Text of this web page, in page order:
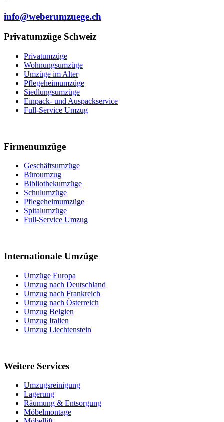
info@weberumzuege.ch
Privatumzüge Schweiz
Privatumzüge
Wohnungsumzüge
Umzüge im Alter
Pflegeheimumzüge
Siedlungsumzüge
Einpack- und Auspackservice
Full-Service Umzug
Firmenumzüge
Geschäftsumzüge
Büroumzug
Bibliothekumzüge
Schulumzüge
Pflegeheimumzüge
Spitalumzüge
Full-Service Umzug
Internationale Umzüge
Umzüge Europa
Umzug nach Deutschland
Umzug nach Frankreich
Umzug nach Österreich
Umzug Belgien
Umzug Italien
Umzug Liechtenstein
Weitere Services
Umzugsreinigung
Lagerung
Räumung & Entsorgung
Möbelmontage